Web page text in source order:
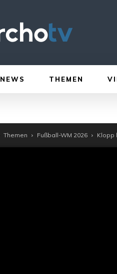
NEWS THEMEN
Themen Fußball-WM 2026 Klopp